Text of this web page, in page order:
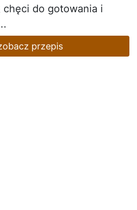
chęci do gotowania i
przepis